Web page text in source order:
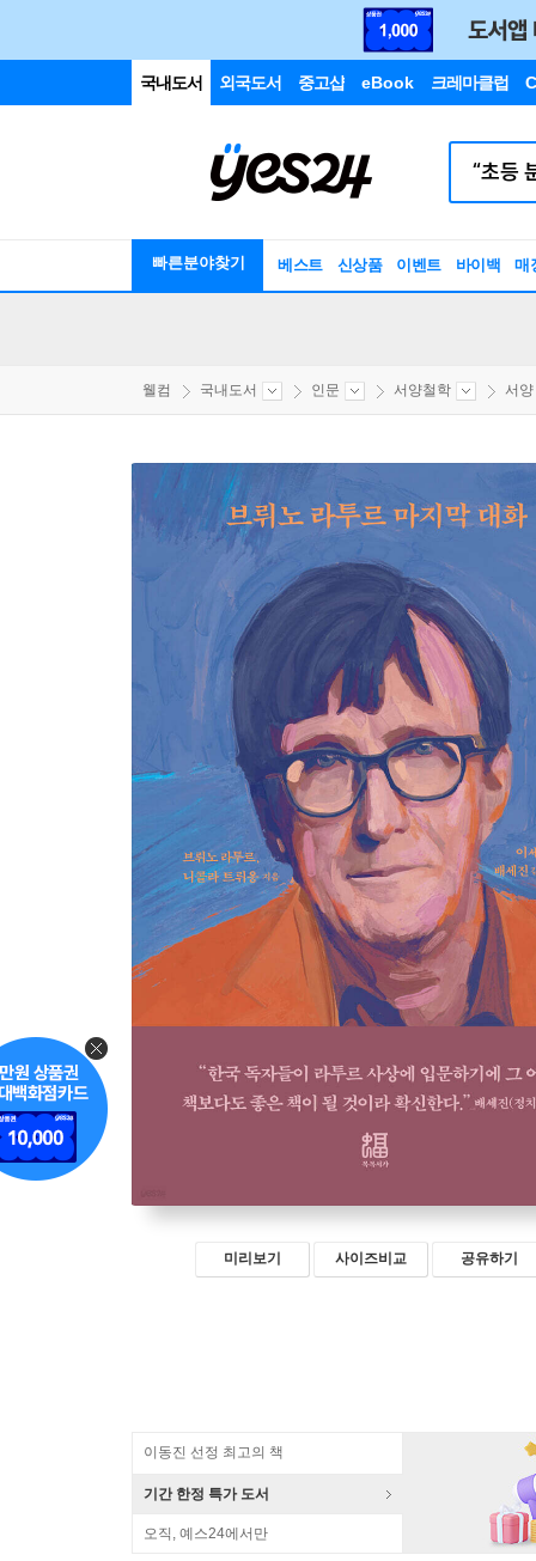
국내도서 외국도서 중고샵 eBook 크레마클럽
빠른분야찾기 베스트 신상품 이벤트 바이백 매
웰컴 국내도서 인문 서양철학 서
미리보기 사이즈비교 공유하기
이동진 선정 최고의 책
기간 한정 특가 도서
오직, 예스24에서만